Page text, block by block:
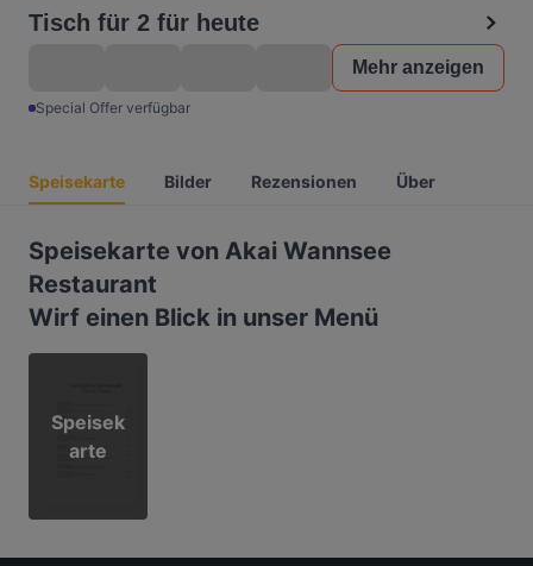
Tisch für 2 für heute
Mehr anzeigen
Special Offer verfügbar
Speisekarte Bilder Rezensionen Über
Speisekarte von Akai Wannsee
Restaurant
Wirf einen Blick in unser Menü
Speisek
arte